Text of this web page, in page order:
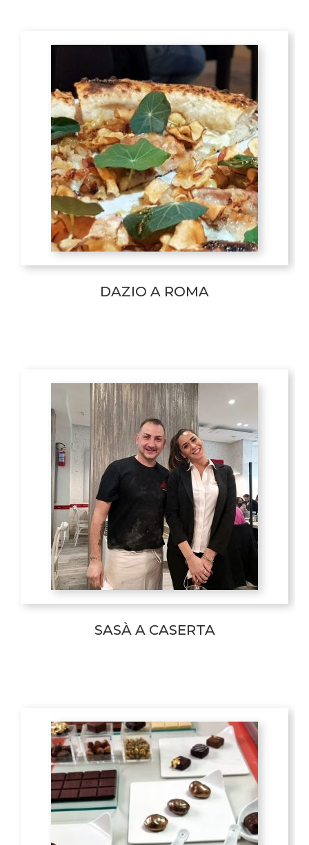
DAZIO A ROMA
SASÀ A CASERTA